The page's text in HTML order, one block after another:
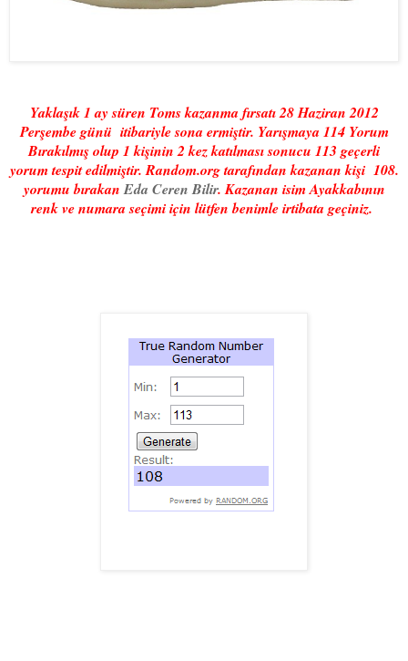
Yaklaşık 1 ay süren Toms kazanma fırsatı 28 Haziran 2012
Perşembe günü itibariyle sona ermiştir. Yarışmaya 114 Yorum
Bırakılmış olup 1 kişinin 2 kez katılması sonucu 113 geçerli
yorum tespit edilmiştir. Random.org tarafından kazanan kişi 108.
yorumu bırakanEda Ceren Bilir. Kazanan isim Ayakkabının
renk ve numara seçimi için lütfen benimle irtibata geçiniz.